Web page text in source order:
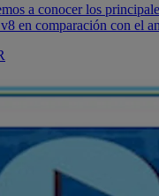
a conocer los
en comparación con el